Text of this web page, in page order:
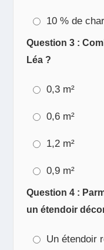
10 % de
Question 3 :
Léa ?
0,3 m²
0,6 m²
1,2 m²
0,9 m²
Question 4 :
un étendoir
Un étendoir